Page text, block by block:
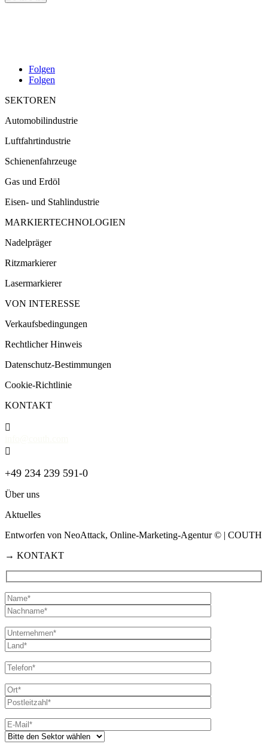
Folgen
Folgen
SEKTOREN
Automobilindustrie
Luftfahrtindustrie
Schienenfahrzeuge
Gas und Erdöl
Eisen- und Stahlindustrie
MARKIERTECHNOLOGIEN
Nadelpräger
Ritzmarkierer
Lasermarkierer
VON INTERESSE
Verkaufsbedingungen
Rechtlicher Hinweis
Datenschutz-Bestimmungen
Cookie-Richtlinie
KONTAKT


+49 234 239 591-0
Über uns
Aktuelles
Entworfen von NeoAttack, Online-Marketing-Agentur© | COUTH
→ KONTAKT